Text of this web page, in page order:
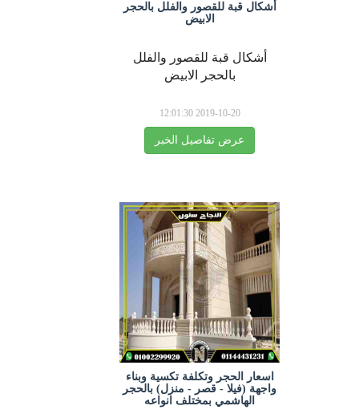
أشكال قبة للقصور والفلل بالحجر
الابيض
أشكال قبة للقصور والفلل
بالحجر الابيض
2019-10-20 12:01:30
عرض تفاصيل الخبر
اسعار الحجر وتكلفة تكسية وبناء
واجهة (فيلا - قصر - منزل) بالحجر
الهاشمي بمختلف انواعه